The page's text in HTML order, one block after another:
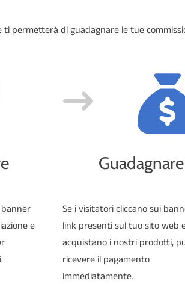
permetterà di guadagnare le tue
Guadagnare
e
Se i visitatori cliccano sui
link presenti sul tuo sito web
acquistano i nostri prodotti,
ricevere il pagamento
immediatamente.